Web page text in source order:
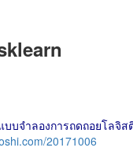
จำลองการถดถอยโลจิ
20171006